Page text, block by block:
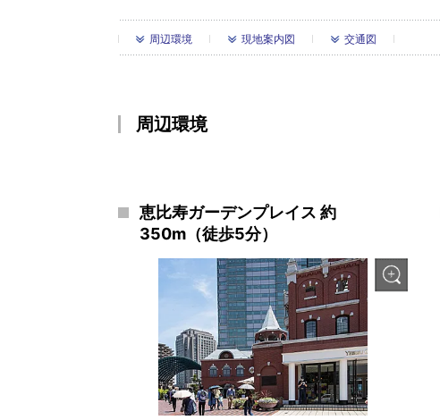
周辺環境 現地案内図 交通図
周辺環境
恵比寿ガーデンプレイス 約
350m（徒歩5分）